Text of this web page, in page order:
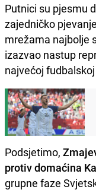
Putnici su pjesmu
zajedničko
mrežama najbolje
izazvao nastup
najvećoj
Podsjetimo,
protiv domaćina
grupne faze